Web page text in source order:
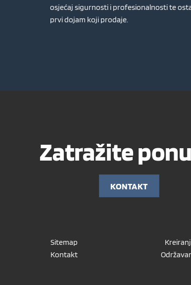
osjećaj sigurnosti i profesionalnosti te
prvi dojam koji prodaje.
Zatražite
KONTAKT
Sitemap
Kontakt